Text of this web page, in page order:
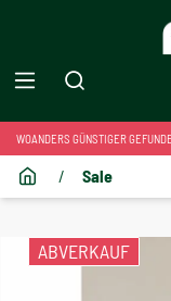
WOANDERS GÜNSTIGER
/ Sale
ABVERKAUF